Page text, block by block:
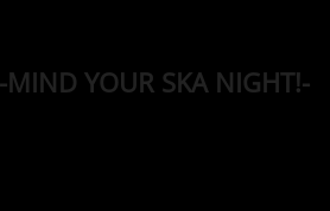
YOUR SKA NIGHT!-